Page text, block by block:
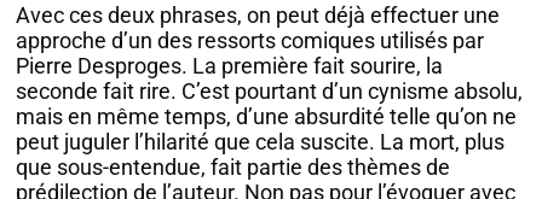
Avec ces deux phrases, on peut déjà effectuer une
approche d’un des ressorts comiques utilisés par
Pierre Desproges. La première fait sourire, la
seconde fait rire. C’est pourtant d’un cynisme absolu,
mais en même temps, d’une absurdité telle qu’on ne
peut juguler l’hilarité que cela suscite. La mort, plus
que sous-entendue, fait partie des thèmes de
prédilection de l’auteur. Non pas pour l’évoquer avec